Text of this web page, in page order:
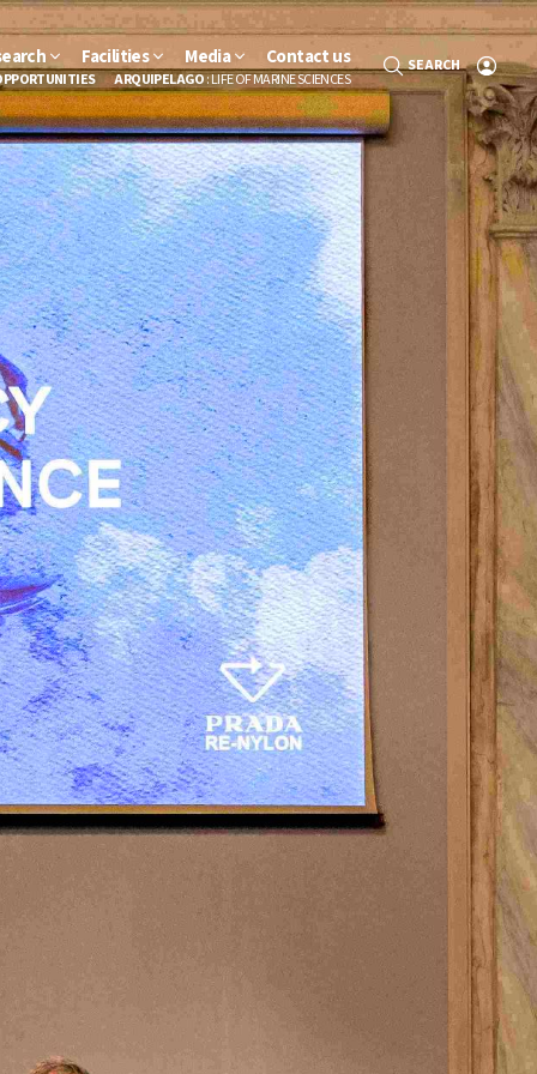
Facilities Media Contact us
ARQUIPELAGO: LIFE OF MARINE SCIENCES
SEARCH